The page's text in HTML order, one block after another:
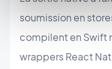
soumission en
compilent en Swift
wrappers React